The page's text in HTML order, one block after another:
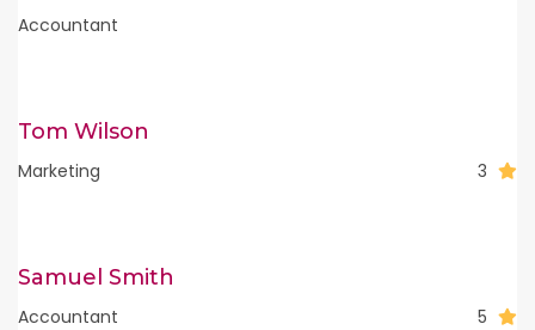
Accountant
Tom Wilson
Marketing 3
Samuel Smith
Accountant 5